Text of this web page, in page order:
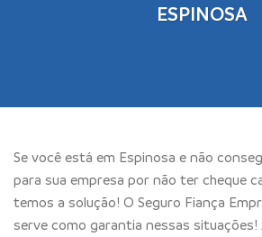
ESPINOSA
Se você está em Espinosa e não
para sua empresa por não ter cheque
temos a solução! O Seguro Fiança
serve como garantia nessas situações!